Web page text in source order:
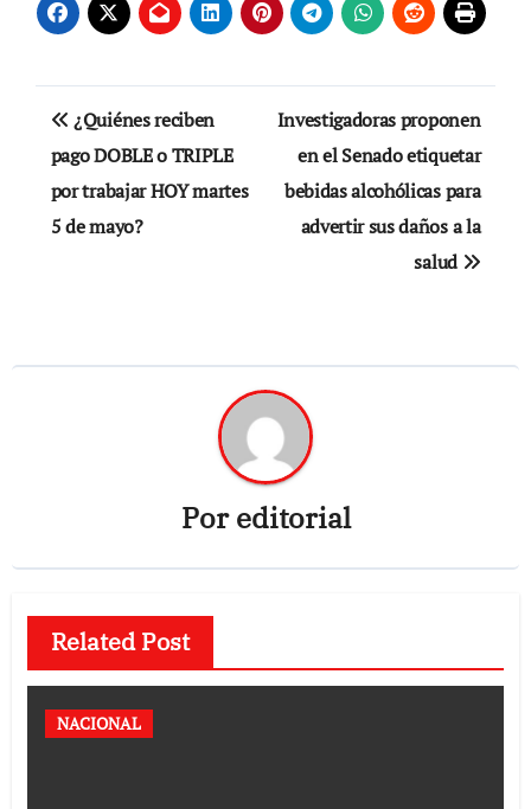
Navegación
de
entradas
¿Quiénes reciben
pago DOBLE o TRIPLE
por trabajar HOY martes
5 de mayo?
Investigadoras proponen
en el Senado etiquetar
bebidas alcohólicas para
advertir sus daños a la
salud
Poreditorial
Related Post
NACIONAL